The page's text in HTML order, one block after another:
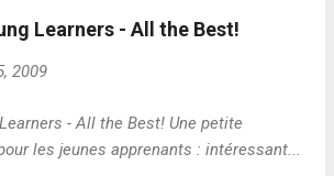
et commerce ? "Curieuse"
bienfaits de certains jeux sur le cerveau
www.internetactu.net/2009/02/12/le-
58-faut-il-exercer-son-esprit-
!
Learners - All the Best!
2009
- All the Best! Une petite
les jeunes apprenants : intéressant...